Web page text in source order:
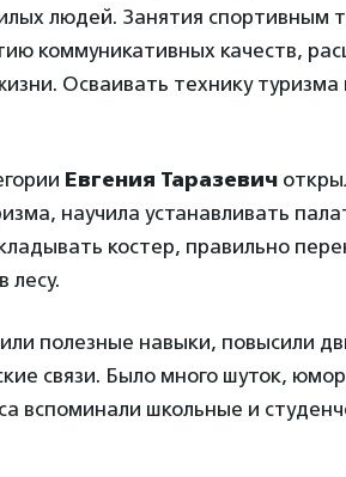
людей. Занятия спортивным
коммуникативных качеств,
Осваивать технику
Евгения Таразевич
научила устанавливать
костер, правильно
лесу.
полезные навыки, повысили
связи. Было много шуток,
вспоминали школьные и